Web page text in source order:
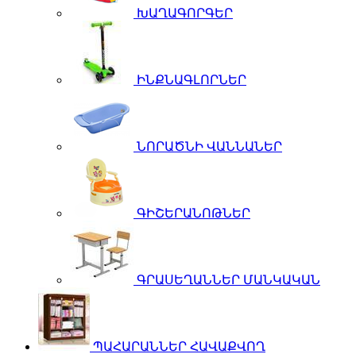
ԽԱՂԱԳՈՐԳԵՐ
ԻՆՔՆԱԳԼՈՐՆԵՐ
ՆՈՐԱԾՆԻ ՎԱՆՆԱՆԵՐ
ԳԻՇԵՐԱՆՈԹՆԵՐ
ԳՐԱՍԵՂԱՆՆԵՐ ՄԱՆԿԱԿԱՆ
ՊԱՀԱՐԱՆՆԵՐ ՀԱՎԱՔՎՈՂ